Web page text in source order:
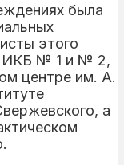
была
этого
ИКБ № 1 и № 2,
центре им. А.
а